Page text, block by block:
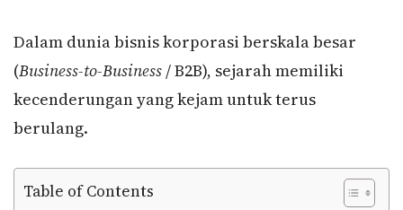
Dalam dunia bisnis korporasi berskala besar
(Business-to-Business/ B2B), sejarah memiliki
kecenderungan yang kejam untuk terus
berulang.
Table of Contents